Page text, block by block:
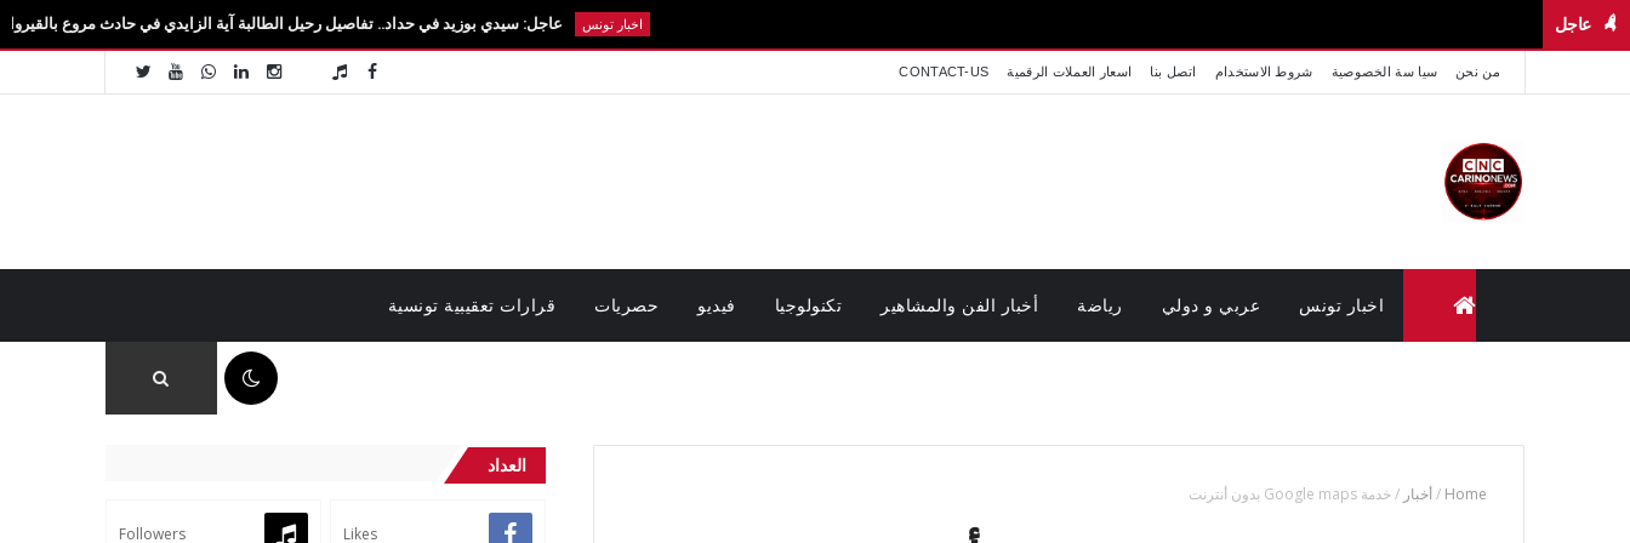
عاجل عاجل: سيدي بوزيد في حداد.. تفاصيل رحيل الطالبة آية الزايدي في حادث مروع بالقيروان فاجعة تهزّ
من نحن سيا سة الخصوصية شروط الاستخدام اتصل بنا اسعار العملات الرقمية CONTACT-US
اخبار تونس عربي و دولي رياضة أخبار الفن والمشاهير تكنولوجيا فيديو حصريات قرارات تعقيبية تونسية
Home
/أخبار /خدمة Google maps بدون أنترنت
العداد
Likes
Followers